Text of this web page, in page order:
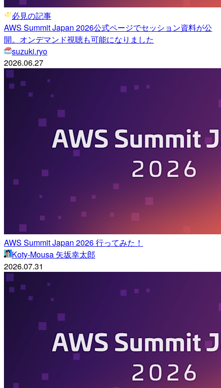
必見の記事
AWS Summit Japan 2026公式ページでセッション資料が公
開。オンデマンド視聴も可能になりました
suzuki.ryo
2026.06.27
AWS Summit Japan 2026 行ってみた！
Koty-Mousa 矢坂幸太郎
2026.07.31